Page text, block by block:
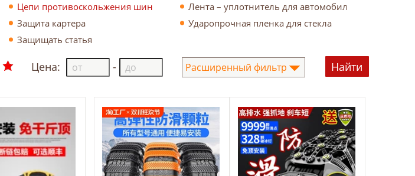
Цепи противоскольжения шин
Лента – уплотнитель для автомобиля
Защита картера
Ударопрочная пленка для стекла
Защищать статья
Цена: - Расширенный фильтр